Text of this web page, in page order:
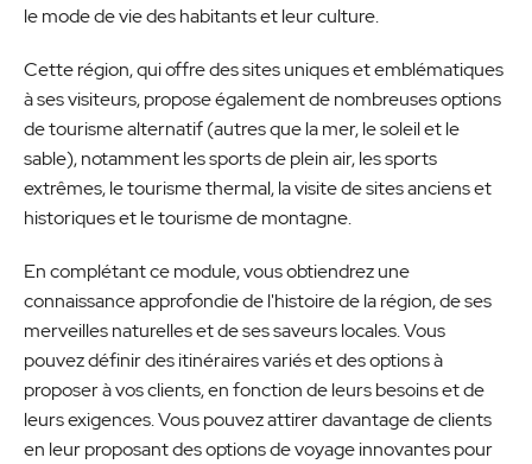
le mode de vie des habitants et leur culture.
Cette région, qui offre des sites uniques et emblématiques
à ses visiteurs, propose également de nombreuses options
de tourisme alternatif (autres que la mer, le soleil et le
sable), notamment les sports de plein air, les sports
extrêmes, le tourisme thermal, la visite de sites anciens et
historiques et le tourisme de montagne.
En complétant ce module, vous obtiendrez une
connaissance approfondie de l'histoire de la région, de ses
merveilles naturelles et de ses saveurs locales. Vous
pouvez définir des itinéraires variés et des options à
proposer à vos clients, en fonction de leurs besoins et de
leurs exigences. Vous pouvez attirer davantage de clients
en leur proposant des options de voyage innovantes pour